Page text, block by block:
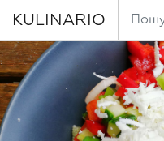
KULINARIO